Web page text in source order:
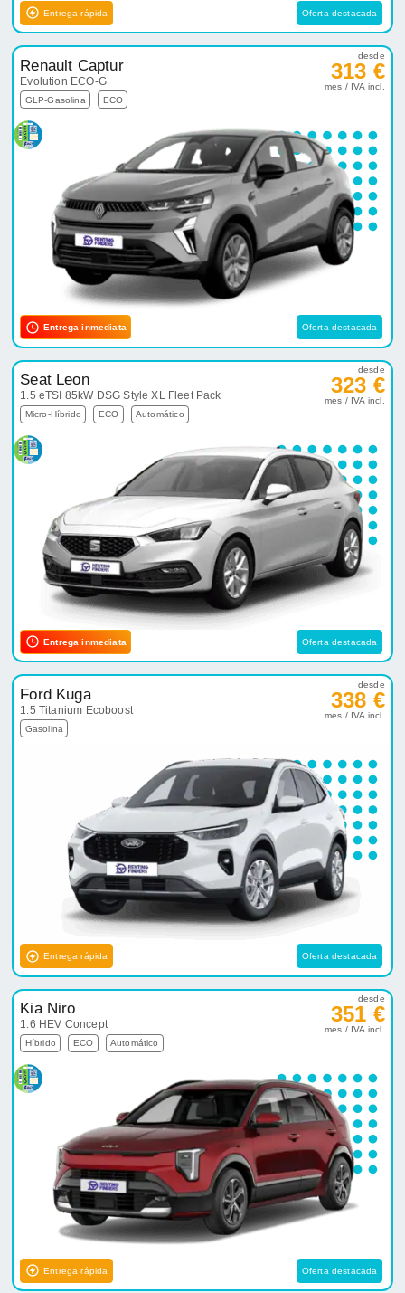
Entrega rápida Oferta destacada
Renault Captur
Evolution ECO-G
GLP-Gasolina ECO
desde
313 €
mes / IVA incl.
Entrega inmediata Oferta destacada
Seat Leon
1.5 eTSI 85kW DSG Style XL Fleet Pack
Micro-Híbrido ECO Automático
desde
323 €
mes / IVA incl.
Entrega inmediata Oferta destacada
Ford Kuga
1.5 Titanium Ecoboost
Gasolina
desde
338 €
mes / IVA incl.
Entrega rápida Oferta destacada
Kia Niro
1.6 HEV Concept
Híbrido ECO Automático
desde
351 €
mes / IVA incl.
Entrega rápida Oferta destacada